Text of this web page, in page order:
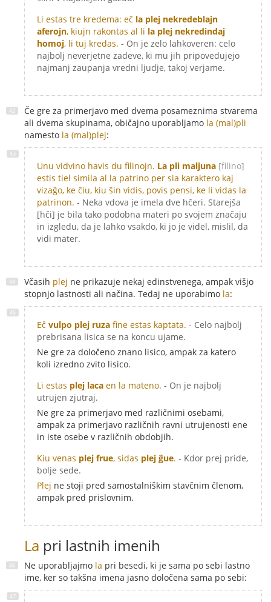
Li estas tre kredema: eĉ la plej nekredeblajn
aferojn, kiujn rakontas al li la plej nekredindaj
homoj, li tuj kredas. - On je zelo lahkoveren: celo
najbolj neverjetne zadeve, ki mu jih pripovedujejo
najmanj zaupanja vredni ljudje, takoj verjame.
Če gre za primerjavo med dvema posameznima stvarema
ali dvema skupinama, običajno uporabljamo la (mal)pli
namesto la (mal)plej:
Unu vidvino havis du filinojn. La pli maljuna [filino]
estis tiel simila al la patrino per sia karaktero kaj
vizaĝo, ke ĉiu, kiu ŝin vidis, povis pensi, ke li vidas la
patrinon. - Neka vdova je imela dve hčeri. Starejša
[hči] je bila tako podobna materi po svojem značaju
in izgledu, da je lahko vsakdo, ki jo je videl, mislil, da
vidi mater.
Včasih plej ne prikazuje nekaj edinstvenega, ampak višjo
stopnjo lastnosti ali načina. Tedaj ne uporabimo la:
Eĉ vulpo plej ruza fine estas kaptata. - Celo najbolj
prebrisana lisica se na koncu ujame.
Ne gre za določeno znano lisico, ampak za katero
koli izredno zvito lisico.
Li estas plej laca en la mateno. - On je najbolj
utrujen zjutraj.
Ne gre za primerjavo med različnimi osebami,
ampak za primerjavo različnih ravni utrujenosti ene
in iste osebe v različnih obdobjih.
Kiu venas plej frue, sidas plej ĝue. - Kdor prej pride,
bolje sede.
Plej ne stoji pred samostalniškim stavčnim členom,
ampak pred prislovnim.
La pri lastnih imenih
Ne uporabljajmo la pri besedi, ki je sama po sebi lastno
ime, ker so takšna imena jasno določena sama po sebi: